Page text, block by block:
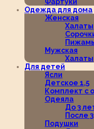
Одежда для дома
Женская
Халаты
Мужская
Халаты
Для детей
Ясли
Детское 1,5
Комплект с
Одеяла
До 3
После
Подушки